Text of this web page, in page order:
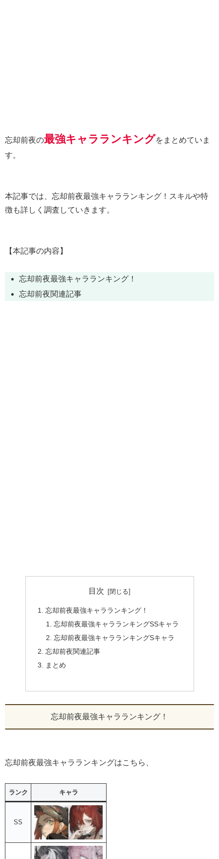
忘却前夜の最強キャラランキングをまとめていま
す。
本記事では、忘却前夜最強キャラランキング！スキルや特
徴も詳しく調査していきます。
【本記事の内容】
忘却前夜最強キャラランキング！
忘却前夜関連記事
目次
忘却前夜最強キャラランキング！
忘却前夜最強キャラランキングSSキャラ
忘却前夜最強キャラランキングSキャラ
忘却前夜関連記事
まとめ
忘却前夜最強キャラランキング！
忘却前夜最強キャラランキングはこちら、
ランク キャラ
SS